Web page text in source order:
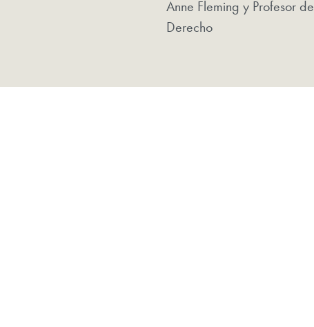
Anne Fleming y Profesor de
Derecho